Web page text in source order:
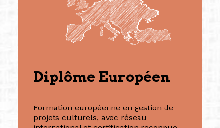
Diplôme Européen
Formation européenne en gestion de
projets culturels, avec réseau